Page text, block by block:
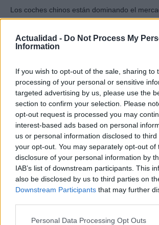
Actualidad - Do Not Process My
Information
If you wish to opt-out of the sale, sharing to
processing of your personal or sensitive
targeted advertising by us, please use the
section to confirm your selection. Please
opt-out request is processed you may
interest-based ads based on personal
us or personal information disclosed to
your opt-out. You may separately opt-out of
disclosure of your personal information by
IAB’s list of downstream participants. This
also be disclosed by us to third parties on
Downstream Participants that may further
Please note that this website/app uses one
Personal Data Processing Opt Outs
Los coches chinos están dominando el
AUTOMOVIL
Los coches más buscados
Con el objetivo de determinar cuáles son…